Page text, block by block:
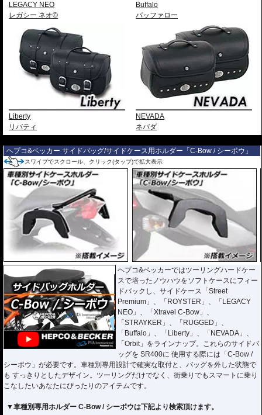
LEGACY NEO
レガシー ネオ©
Buffalo
バッファロー
Liberty
リバティ
NEVADA
ネバダ
ヘプコ&ベッカー サイドバッグ/サイドケース用ホルダー「C-Bow / シーボウ」
スワイプでスクロール、クリック(タップ)で拡大表示
ヘプコ&ベッカーではツーリングハードケー
スで培ったノウハウをソフトケースにフィー
ドバックし、サイドケース「Street
Premium」、「ROYSTER」、「LEGACY
NEO」、「Xtravel C-Bow」、
「STRAYKER」、「RUGGED」、
「Buffalo」、「Liberty」、「NEVADA」、
「Orbit」をラインナップ。これらのサイドバ
ッグを SR400に 使用する際には「C-Bow /
シーボウ」が必要です。車種別専用設計で確実な取付と、バッグを外した状態で
も すっきりとしたデザイン。ツーリングだけでなく、街乗りでもスマートに乗り
こなしたいあなたにぴったりのアイテムです。
▼車種別専用ホルダー C-Bow / シーボウは下記より検索頂けます。